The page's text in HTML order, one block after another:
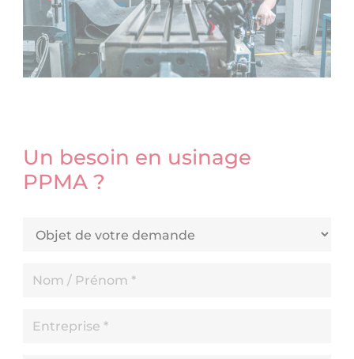
Un besoin en usinage
PPMA ?